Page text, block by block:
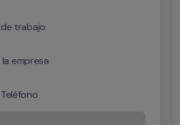
de trabajo
empresa
Teléfono